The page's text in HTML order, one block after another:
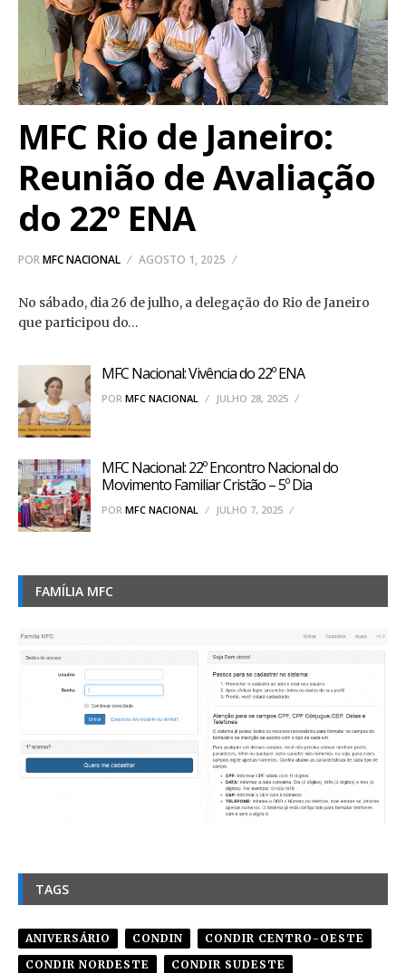
MFC Rio de Janeiro:
Reunião de Avaliação
do 22º ENA
PORMFC NACIONAL AGOSTO 1, 2025
No sábado, dia 26 de julho, a delegação do Rio de Janeiro
que participou do…
MFC Nacional: Vivência do 22º ENA
POR MFC NACIONAL JULHO 28, 2025
MFC Nacional: 22º Encontro Nacional do
Movimento Familiar Cristão – 5º Dia
POR MFC NACIONAL JULHO 7, 2025
FAMÍLIA MFC
TAGS
ANIVERSÁRIO CONDIN
CONDIR CENTRO-OESTE
CONDIR NORDESTE
CONDIR SUDESTE